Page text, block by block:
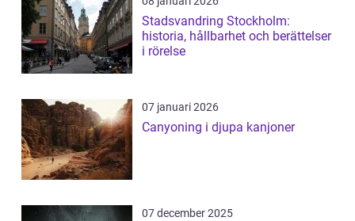
Stadsvandring Stockholm:
historia, hållbarhet och berättelser
i rörelse
07 januari 2026
Canyoning i djupa kanjoner
07 december 2025